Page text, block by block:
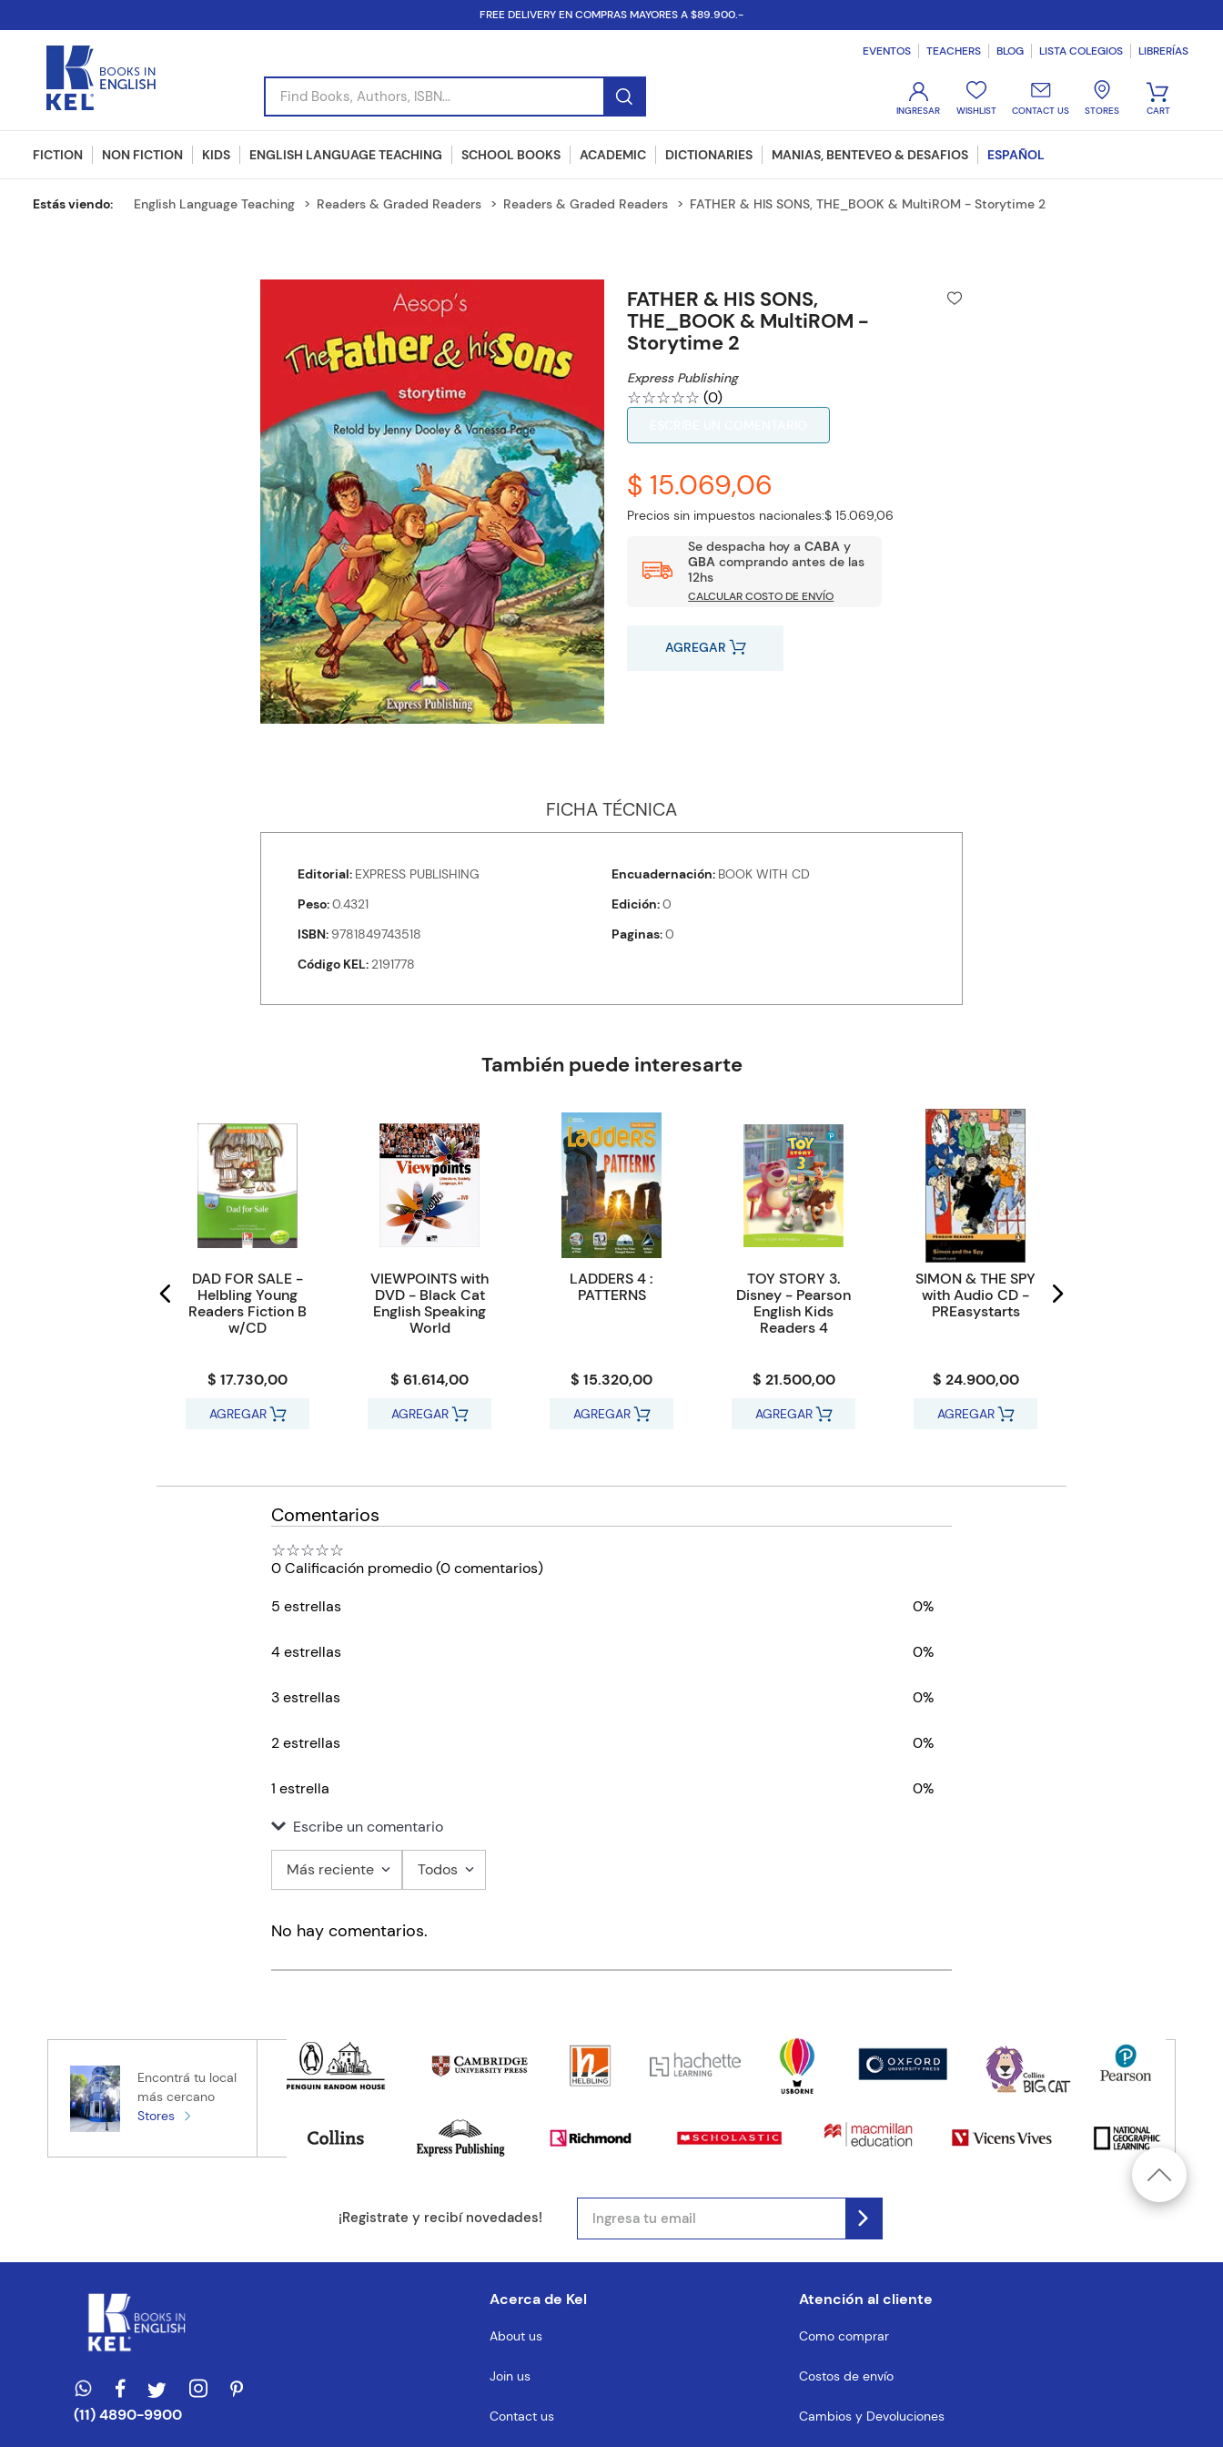
FREE DELIVERY EN COMPRAS MAYORES A $89.900.-
Find Books, Authors, ISBN...
EVENTOS TEACHERS BLOG LISTA COLEGIOS LIBRERÍAS
WISHLIST CONTACT US STORES
FICTION NON FICTION KIDS ENGLISH LANGUAGE TEACHING SCHOOL BOOKS ACADEMIC DICTIONARIES MANIAS, BENTEVEO & DESAFIOS ESPAÑOL
English Language Teaching Readers & Graded Readers Readers & Graded Readers FATHER & HIS SONS, THE_BOOK & MultiROM - Storytime 2
FATHER & HIS SONS,
THE_BOOK & MultiROM -
Storytime 2
Express Publishing
☆☆☆☆☆ (0)
$ 15.069,06
Precios sin impuestos nacionales:$ 15.069,06
Se despacha hoy aCABA y
GBA comprando antes de las
12hs
CALCULAR COSTO DE ENVÍO
AGREGAR
FICHA TÉCNICA
Editorial EXPRESS PUBLISHING Encuadernación BOOK WITH CD
Peso 0.4321 Edición 0
ISBN 9781849743518 Paginas 0
Código KEL 2191778
También puede interesarte
DAD FOR SALE -
Helbling Young
Readers Fiction B
w/CD
$ 17.730,00
AGREGAR
VIEWPOINTS with
DVD - Black Cat
English Speaking
World
$ 61.614,00
AGREGAR
LADDERS 4 :
PATTERNS
$ 15.320,00
AGREGAR
TOY STORY 3.
Disney - Pearson
English Kids
Readers 4
$ 21.500,00
AGREGAR
SIMON & THE SPY
with Audio CD -
PREasystarts
$ 24.900,00
AGREGAR
Comentarios
☆☆☆☆☆
0 Calificación promedio(0 comentarios)
5 estrellas
0%
4 estrellas 0%
3 estrellas 0%
2 estrellas 0%
1 estrella
0%
Escribe un comentario
Título
Tu nombre
Tu ubicación
Más reciente Todos
No hay comentarios.
Encontrá tu local
más cercano
Stores
¡Registrate y recibí novedades!
(11) 4890-9900
Acerca de Kel
About us
Join us
Contact us
Atención al cliente
Como comprar
Costos de envío
Cambios y Devoluciones